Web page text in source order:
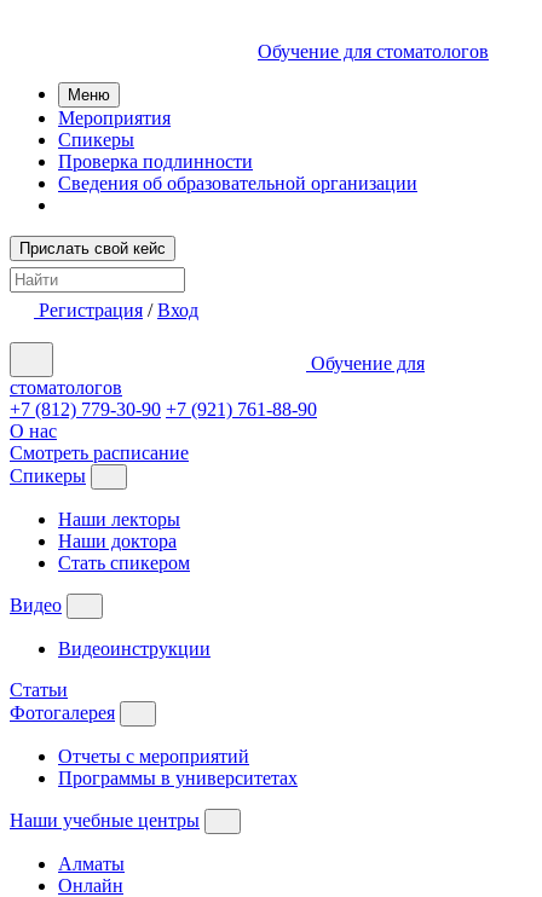
Обучение для стоматологов
Меню
Мероприятия
Спикеры
Проверка подлинности
Сведения об образовательной организации
Прислать свой кейс
Регистрация /Вход
Обучение для
стоматологов
+7 (812) 779-30-90 +7 (921) 761-88-90
О нас
Смотреть расписание
Спикеры
Наши лекторы
Наши доктора
Стать спикером
Видео
Видеоинструкции
Статьи
Фотогалерея
Отчеты с мероприятий
Программы в университетах
Наши учебные центры
Алматы
Онлайн